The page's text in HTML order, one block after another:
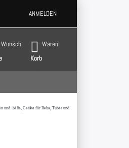
ANMELDEN
um alle Ergebnisse aufzurufen.
Wunsch
Waren
Korb
und -bälle, Geräte für Reha, Tubes und